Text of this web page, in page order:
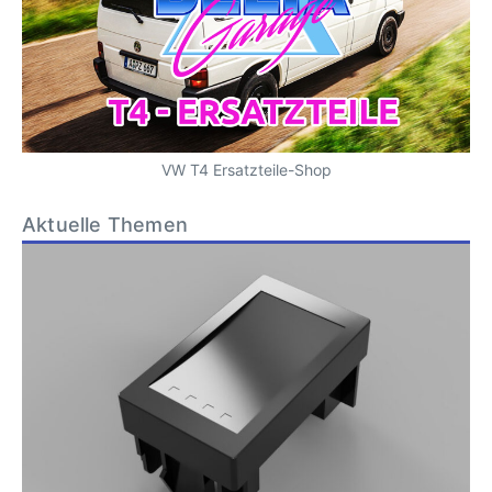
VW T4 Ersatzteile-Shop
Aktuelle Themen